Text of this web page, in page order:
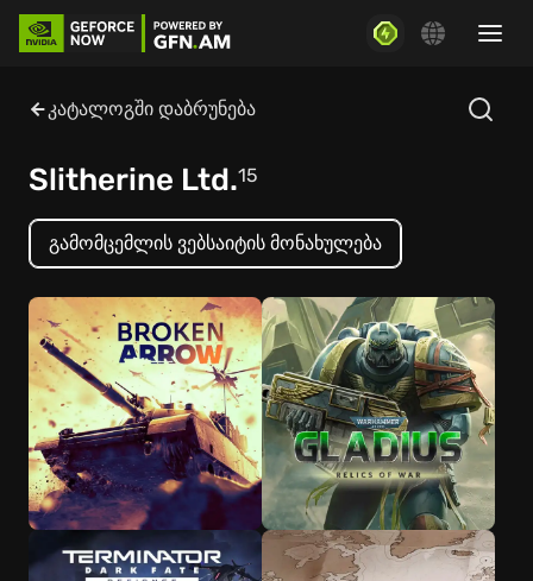
კატალოგში დაბრუნება
Slitherine Ltd.15
გამომცემლის ვებსაიტის მონახულება